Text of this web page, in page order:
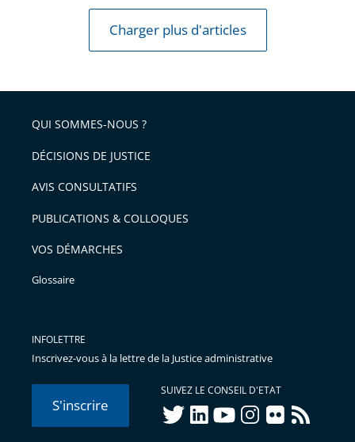
Charger plus d'articles
QUI SOMMES-NOUS ?
DÉCISIONS DE JUSTICE
AVIS CONSULTATIFS
PUBLICATIONS & COLLOQUES
VOS DÉMARCHES
Glossaire
INFOLETTRE
Inscrivez-vous à la lettre de la Justice administrative
S'inscrire
SUIVEZ LE CONSEIL D'ETAT
twitterlinkedInyoutubeinstagram
flickr rss